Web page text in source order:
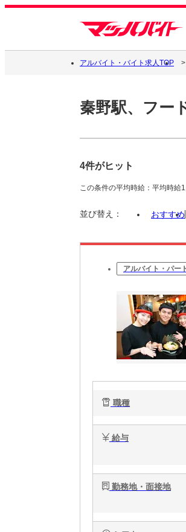
アルバイト・バイト求人TOP
秦野駅、フー
4件がヒット
この条件の平均時給：平均時給
並び替え： おすすめ
アルバイト・パー
職種
給与
勤務地・面接地